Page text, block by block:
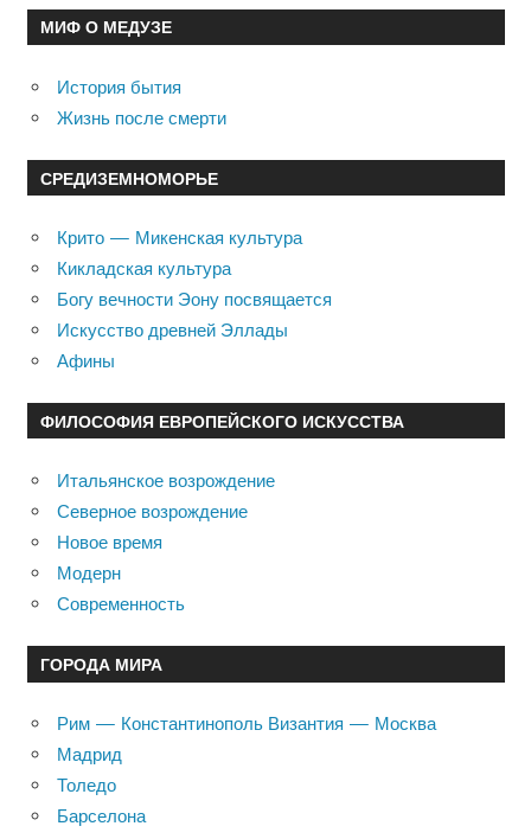
МИФ О МЕДУЗЕ
История бытия
Жизнь после смерти
СРЕДИЗЕМНОМОРЬЕ
Крито — Микенская культура
Кикладская культура
Богу вечности Эону посвящается
Искусство древней Эллады
Афины
ФИЛОСОФИЯ ЕВРОПЕЙСКОГО ИСКУССТВА
Итальянское возрождение
Северное возрождение
Новое время
Модерн
Современность
ГОРОДА МИРА
Рим — Константинополь Византия — Москва
Мадрид
Толедо
Барселона